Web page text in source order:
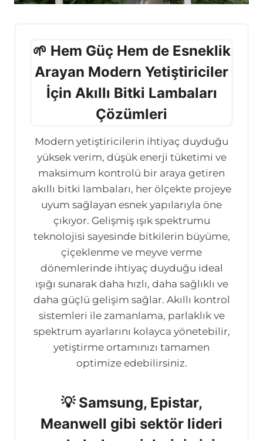
🌱 Hem Güç Hem de Esneklik
Arayan Modern Yetiştiriciler
İçin Akıllı Bitki Lambaları
Çözümleri
Modern yetiştiricilerin ihtiyaç duyduğu
yüksek verim, düşük enerji tüketimi ve
maksimum kontrolü bir araya getiren
akıllı bitki lambaları, her ölçekte projeye
uyum sağlayan esnek yapılarıyla öne
çıkıyor. Gelişmiş ışık spektrumu
teknolojisi sayesinde bitkilerin büyüme,
çiçeklenme ve meyve verme
dönemlerinde ihtiyaç duyduğu ideal
ışığı sunarak daha hızlı, daha sağlıklı ve
daha güçlü gelişim sağlar. Akıllı kontrol
sistemleri ile zamanlama, parlaklık ve
spektrum ayarlarını kolayca yönetebilir,
yetiştirme ortamınızı tamamen
optimize edebilirsiniz.
💡 Samsung, Epistar,
Meanwell gibi sektör lideri